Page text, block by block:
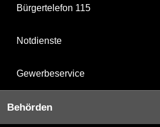
Bürgertelefon 115
Notdienste
Gewerbeservice
Behörden